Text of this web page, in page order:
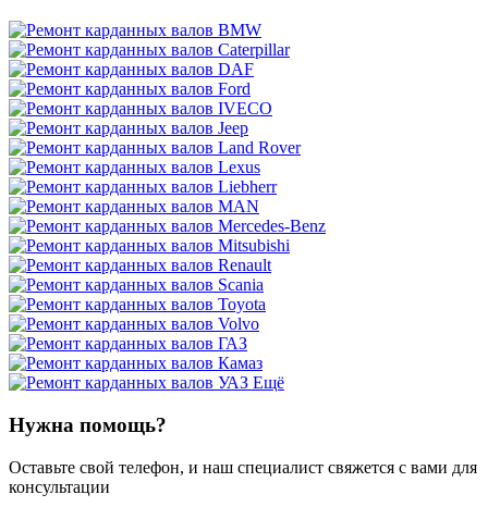
Ещё
Нужна помощь?
Оставьте свой телефон, и наш специалист свяжется с вами для
консультации